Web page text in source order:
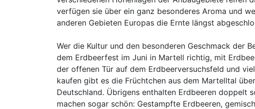
verfügen sie über ein ganz besonderes Aroma und
anderen Gebieten Europas die Ernte längst
Wer die Kultur und den besonderen Geschmack der
dem Erdbeerfest im Juni in Martell richtig, mit
der offenen Tür auf dem Erdbeerversuchsfeld und
kaufen gibt es die Früchtchen aus dem Martelltal
Deutschland. Übrigens enthalten Erdbeeren doppelt
machen sogar schön: Gestampfte Erdbeeren,